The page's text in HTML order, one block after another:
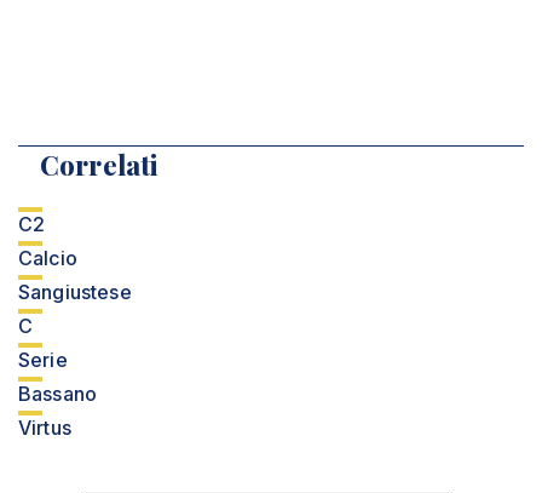
Correlati
C2
Calcio
Sangiustese
C
Serie
Bassano
Virtus